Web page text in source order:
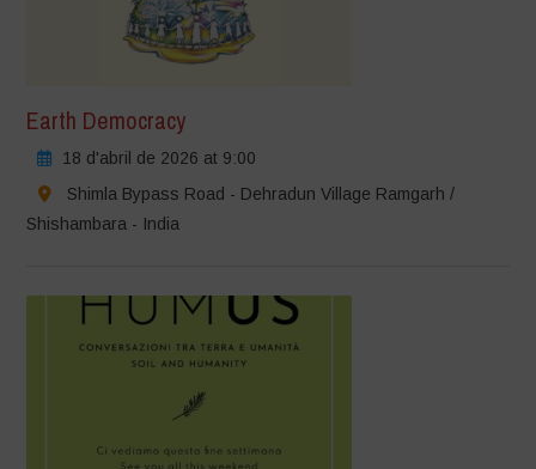
Earth Democracy
18 d'abril de 2026 at 9:00
Shimla Bypass Road - Dehradun Village Ramgarh /
Shishambara - India